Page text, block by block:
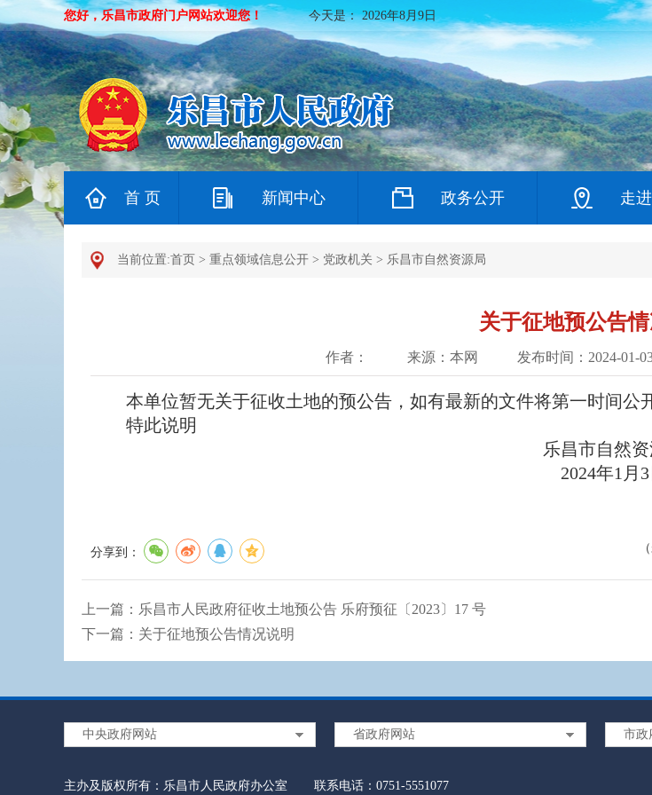
您好，乐昌市政府门户网站欢迎您！ 今天是：2026年8月9日
首 页 新闻中心 政务公开 走
当前位置:首页 > 重点领域信息公开 > 党政机关 > 乐昌市自然资源局
关于征地预公告
作者： 来源：本网 发布时间：2024-01-
本单位暂无关于征收土地的预公告，如有最新的文件将第一时间公开
特此说明
乐昌市自然资
2024年1月3
分享到：
上一篇： 乐昌市人民政府征收土地预公告 乐府预征〔2023〕17 号
下一篇： 关于征地预公告情况说明
中央政府网站 省政府网站 市政
主办及版权所有：乐昌市人民政府办公室 联系电话：0751-5551077